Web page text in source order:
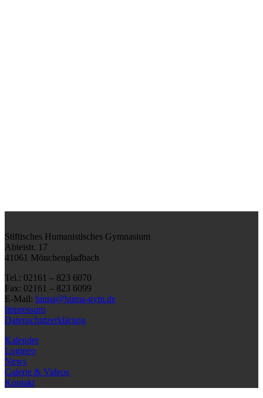
Stiftisches Humanistisches Gymnasium
Abteistr. 17
41061 Mönchengladbach
Tel.: 02161 – 823 6070
Fax: 02161 – 823 6099
E-Mail: huma@huma-gym.de
Impressum
Datenschutzerklärung
Kalender
Logineo
News
Galerie & Videos
Kontakt